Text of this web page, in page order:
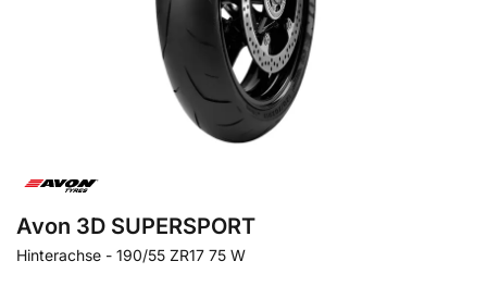
Avon 3D SUPERSPORT
Hinterachse - 190/55 ZR17 75 W